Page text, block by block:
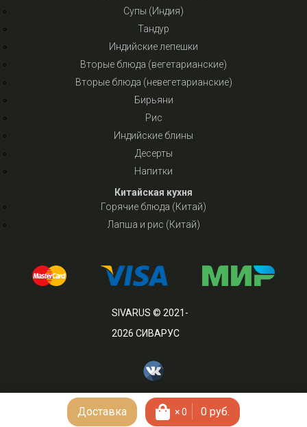
Доставка ×0 0 руб.
Супы (Индия)
Тандур
Индийские лепешки
Вторые блюда (вегетарианские)
Вторые блюда (невегетарианские)
Бирьяни
Рис
Индийские блины
Десерты
Напитки
Китайская кухня
Горячие блюда (Китай)
Лапша и рис (Китай)
SIVARUS © 2021-
2026 СИВАРУС